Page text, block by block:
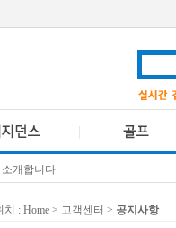
개합니다
치 : Home > 고객센터 > 공지사항